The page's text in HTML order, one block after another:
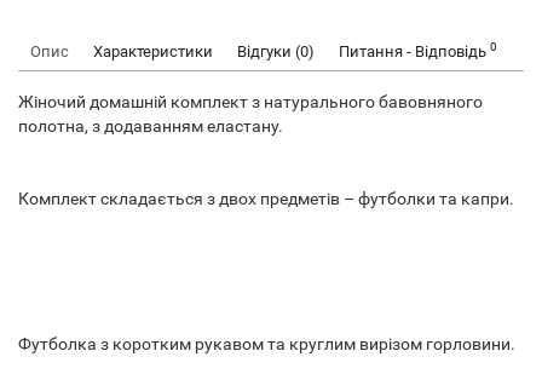
Опис Характеристики Відгуки (0) Питання - Відповідь 0
Жіночий домашній комплект з натурального бавовняного
полотна, з додаванням еластану.
Комплект складається з двох предметів – футболки та капри.
Футболка з коротким рукавом та круглим вирізом горловини.